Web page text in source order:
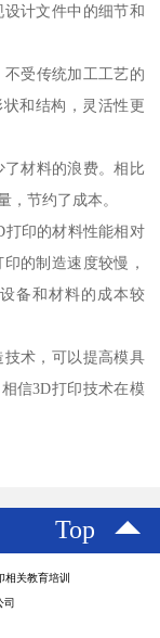
计文件中的细节和
受传统加工工艺的
和结构，灵活性更
材料的浪费。相比
，节约了成本。
打印的材料性能相对
的制造速度较慢，
备和材料的成本较
术，可以提高模具
信3D打印技术在模
Top
相关教育培训
司